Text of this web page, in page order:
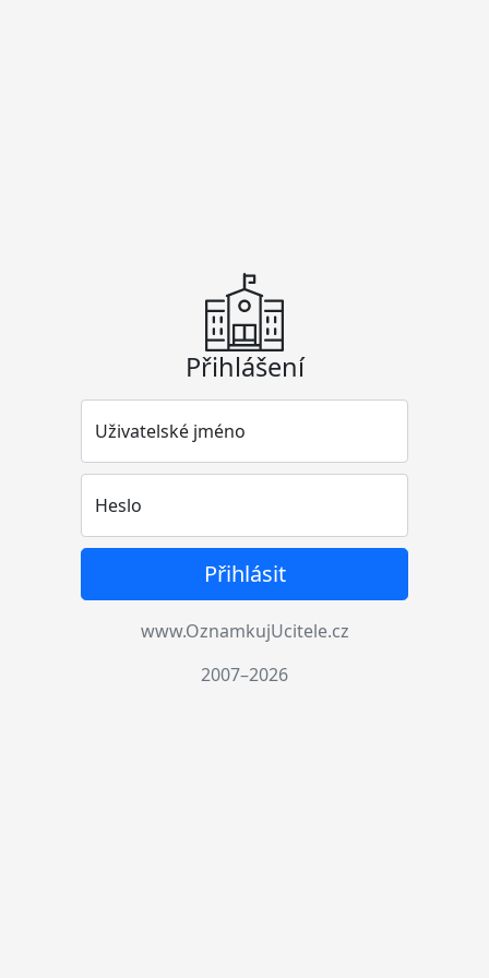
Přihlášení
Uživatelské jméno
Heslo
Přihlásit
www.OznamkujUcitele.cz
2007–2026